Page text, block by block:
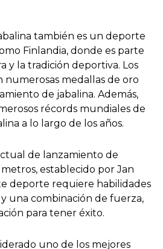
también es un deporte
Finlandia, donde es parte
y la tradición deportiva. Los
numerosas medallas de oro
de jabalina. Además,
récords mundiales de
a lo largo de los años.
de lanzamiento de
establecido por Jan
deporte requiere habilidades
una combinación de fuerza,
para tener éxito.
uno de los mejores